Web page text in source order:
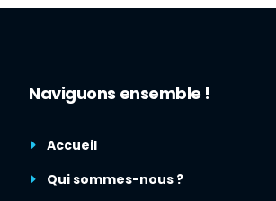
Naviguons ensemble !
Accueil
Qui sommes-nous ?